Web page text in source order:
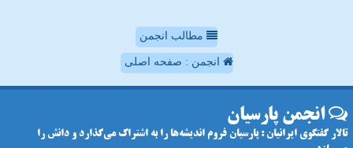
مطالب انجمن
انجمن : صفحه اصلی
انجمن پارسیان
تالار گفتگوی ایرانیان : پارسیان فروم اندیشه‌ها را به اشتراک می‌گذارد و دانش را